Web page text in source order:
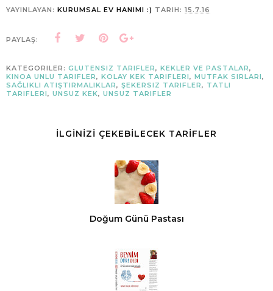
YAYINLAYAN: KURUMSAL EV HANIMI :) TARIH: 15.7.16
PAYLAŞ:
KATEGORILER: GLUTENSIZ TARIFLER, KEKLER VE PASTALAR,
KINOA UNLU TARIFLER, KOLAY KEK TARIFLERI, MUTFAK SIRLARI,
SAĞLIKLI ATIŞTIRMALIKLAR, ŞEKERSIZ TARIFLER, TATLI
TARIFLERI, UNSUZ KEK, UNSUZ TARIFLER
İLGİNİZİ ÇEKEBİLECEK TARİFLER
Doğum Günü Pastası